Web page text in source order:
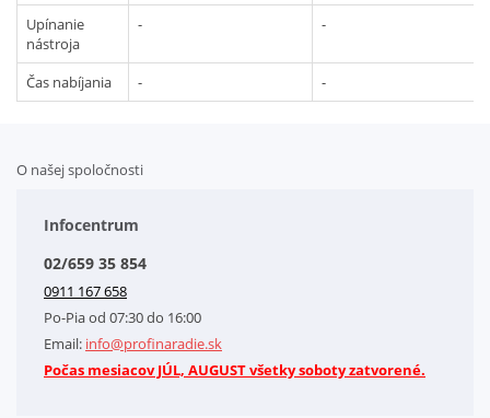
Upínanie
nástroja
- -
Čas nabíjania - -
O našej spoločnosti
Obchodné podmienky
Kontakt
Letáky na stiahnutie
GDPR-Informácie o spracovaní osobných údajov HQ Tools, spol. s r. o.
Cookies
Infocentrum
02/659 35 854
0911 167 658
Po-Pia od 07:30 do 16:00
Email: info@profinaradie.sk
Počas mesiacov JÚL, AUGUST všetky soboty zatvorené.